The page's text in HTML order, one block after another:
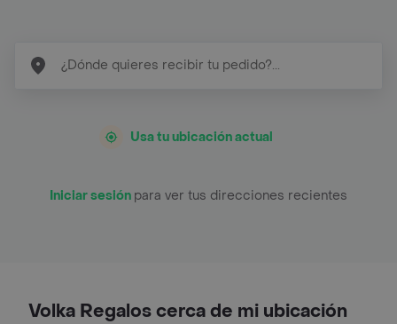
Usa tu ubicación actual
Iniciar sesión para ver tus direcciones recientes
Volka Regalos cerca de mi ubicación